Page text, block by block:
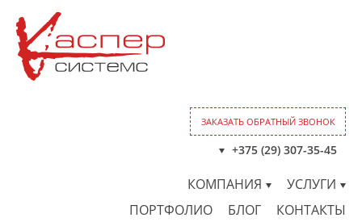
ЗАКАЗАТЬ ОБРАТНЫЙ ЗВОНОК
+375 (29) 307-35-45
КОМПАНИЯ
УСЛУГИ
ПОРТФОЛИО
БЛОГ КОНТАКТЫ